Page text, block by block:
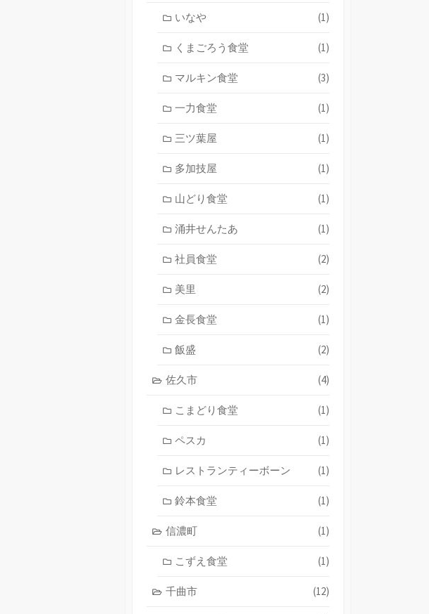
いなや (1)
くまごろう食堂 (1)
マルキン食堂 (3)
一力食堂 (1)
三ツ葉屋 (1)
多加技屋 (1)
山どり食堂 (1)
涌井せんたあ (1)
社員食堂 (2)
美里 (2)
金長食堂 (1)
飯盛 (2)
佐久市 (4)
こまどり食堂 (1)
ペスカ (1)
レストランティーボーン (1)
鈴本食堂 (1)
信濃町 (1)
こずえ食堂 (1)
千曲市 (12)